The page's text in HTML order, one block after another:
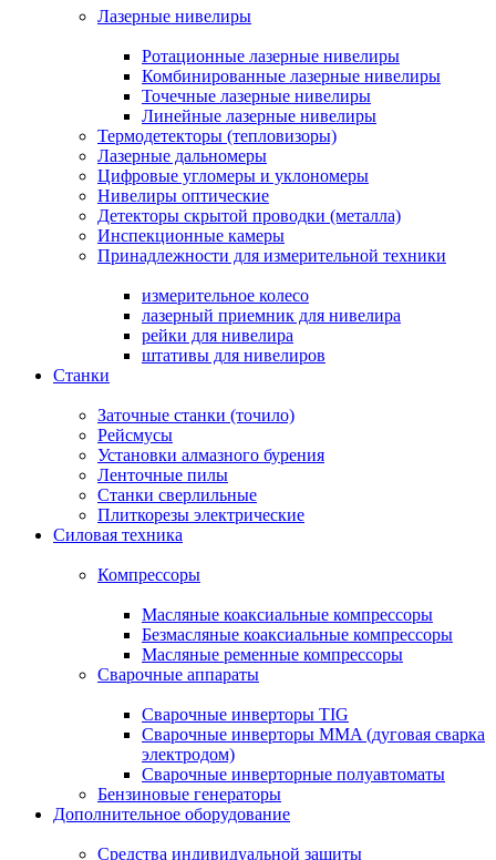
Лазерные нивелиры
Ротационные лазерные нивелиры
Комбинированные лазерные нивелиры
Точечные лазерные нивелиры
Линейные лазерные нивелиры
Термодетекторы (тепловизоры)
Лазерные дальномеры
Цифровые угломеры и уклономеры
Нивелиры оптические
Детекторы скрытой проводки (металла)
Инспекционные камеры
Принадлежности для измерительной техники
измерительное колесо
лазерный приемник для нивелира
рейки для нивелира
штативы для нивелиров
Станки
Заточные станки (точило)
Рейсмусы
Установки алмазного бурения
Ленточные пилы
Станки сверлильные
Плиткорезы электрические
Силовая техника
Компрессоры
Масляные коаксиальные компрессоры
Безмасляные коаксиальные компрессоры
Масляные ременные компрессоры
Сварочные аппараты
Сварочные инверторы TIG
Сварочные инверторы MMA (дуговая сварка
электродом)
Сварочные инверторные полуавтоматы
Бензиновые генераторы
Дополнительное оборудование
Средства индивидуальной защиты